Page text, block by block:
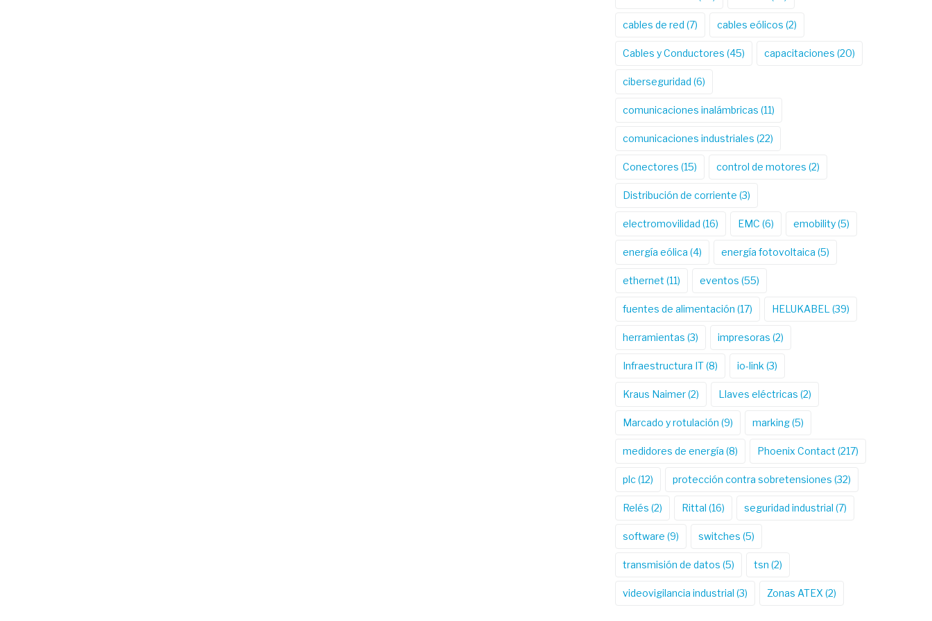
cables de red (7) cables eólicos (2)
Cables y Conductores (45) capacitaciones (20)
ciberseguridad (6)
comunicaciones inalámbricas (11)
comunicaciones industriales (22)
Conectores (15) control de motores (2)
Distribución de corriente (3)
electromovilidad (16) EMC (6) emobility(5)
energía eólica (4) energía fotovoltaica (5)
ethernet (11) eventos (55)
fuentes de alimentación (17) HELUKABEL (39)
herramientas (3) impresoras (2)
Infraestructura IT(8) io-link (3)
Kraus Naimer(2) Llaves eléctricas (2)
Marcado y rotulación (9) marking(5)
medidores de energía (8) Phoenix Contact (217)
plc(12) protección contra sobretensiones (32)
Relés (2) Rittal (16) seguridad industrial (7)
software (9) switches (5)
transmisión de datos (5) tsn (2)
videovigilancia industrial (3) Zonas ATEX (2)